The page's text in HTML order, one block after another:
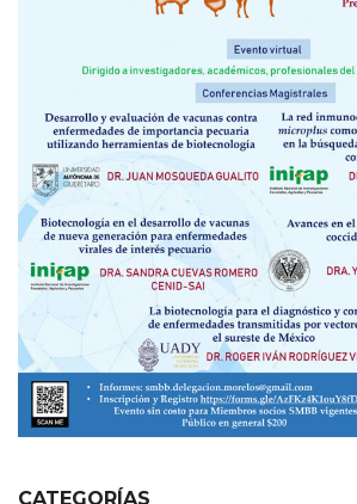
CATEGORÍAS